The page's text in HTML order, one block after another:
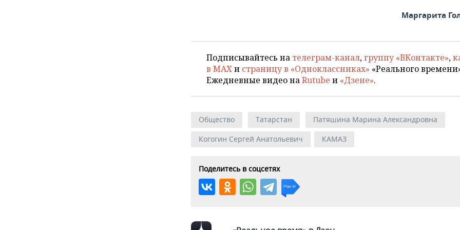
Маргарита
Подписывайтесь на телеграм-канал,группу «ВКонтакте»,
в MAXи страницу в «Одноклассниках» «Реального
Ежедневные видео наRutube и «Дзене».
Общество Татарстан
Патяшина Марина Александровна
Когогин Сергей Анатольевич
КАМАЗ
Поделитесь в соцсетях